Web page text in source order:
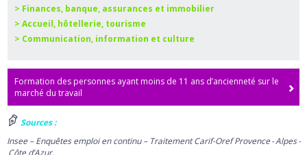
> Finances, banque, assurances et immobilier
> Accueil, hôtellerie, tourisme
> Communication, information et culture
Formation des personnes ayant moins de 11 ans d’ancienneté sur le
marché du travail
Sources :
Insee – Enquêtes emploi en continu – Traitement Carif-Oref Provence - Alpes -
Côte d’Azur.